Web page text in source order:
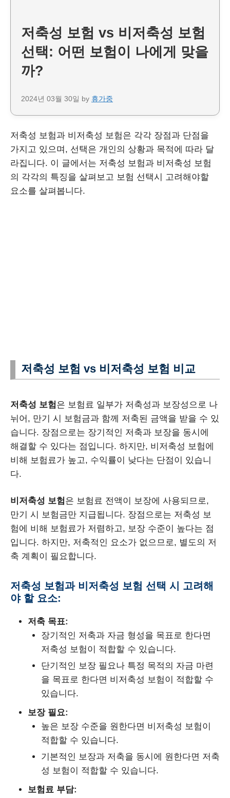
저축성 보험 vs 비저축성 보험
선택: 어떤 보험이 나에게 맞을
까?
2024년 03월 30일 by 휴가중
저축성 보험과 비저축성 보험은 각각 장점과 단점을
가지고 있으며, 선택은 개인의 상황과 목적에 따라 달
라집니다. 이 글에서는 저축성 보험과 비저축성 보험
의 각각의 특징을 살펴보고 보험 선택시 고려해야할
요소를 살펴봅니다.
저축성 보험 vs 비저축성 보험 비교
저축성 보험은 보험료 일부가 저축성과 보장성으로 나
뉘어, 만기 시 보험금과 함께 저축된 금액을 받을 수 있
습니다. 장점으로는 장기적인 저축과 보장을 동시에
해결할 수 있다는 점입니다. 하지만, 비저축성 보험에
비해 보험료가 높고, 수익률이 낮다는 단점이 있습니
다.
비저축성 보험은 보험료 전액이 보장에 사용되므로,
만기 시 보험금만 지급됩니다. 장점으로는 저축성 보
험에 비해 보험료가 저렴하고, 보장 수준이 높다는 점
입니다. 하지만, 저축적인 요소가 없으므로, 별도의 저
축 계획이 필요합니다.
저축성 보험과 비저축성 보험 선택 시 고려해
야 할 요소:
저축 목표:
장기적인 저축과 자금 형성을 목표로 한다면
저축성 보험이 적합할 수 있습니다.
단기적인 보장 필요나 특정 목적의 자금 마련
을 목표로 한다면 비저축성 보험이 적합할 수
있습니다.
보장 필요:
높은 보장 수준을 원한다면 비저축성 보험이
적합할 수 있습니다.
기본적인 보장과 저축을 동시에 원한다면 저축
성 보험이 적합할 수 있습니다.
보험료 부담: